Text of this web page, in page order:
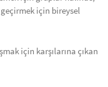
için bireysel
için karşılarına çıkan